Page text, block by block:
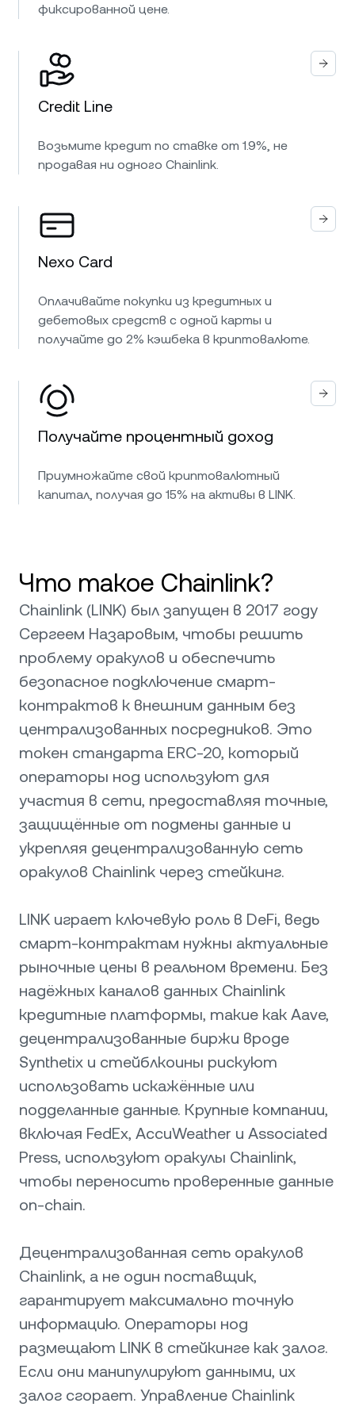
фиксированной цене.
Credit Line
Возьмите кредит по ставке от 1.9%, не
продавая ни одного Chainlink.
Nexo Card
Оплачивайте покупки из кредитных и
дебетовых средств с одной карты и
получайте до 2% кэшбека в криптовалюте.
Получайте процентный доход
Приумножайте свой криптовалютный
капитал, получая до 15% на активы в LINK.
Что такое Chainlink?
Chainlink (LINK) был запущен в 2017 году
Сергеем Назаровым, чтобы решить
проблему оракулов и обеспечить
безопасное подключение смарт-
контрактов к внешним данным без
централизованных посредников. Это
токен стандарта ERC-20, который
операторы нод используют для
участия в сети, предоставляя точные,
защищённые от подмены данные и
укрепляя децентрализованную сеть
оракулов Chainlink через стейкинг.
LINK играет ключевую роль в DeFi, ведь
смарт-контрактам нужны актуальные
рыночные цены в реальном времени. Без
надёжных каналов данных Chainlink
кредитные платформы, такие как Aave,
децентрализованные биржи вроде
Synthetix и стейблкоины рискуют
использовать искажённые или
подделанные данные. Крупные компании,
включая FedEx, AccuWeather и Associated
Press, используют оракулы Chainlink,
чтобы переносить проверенные данные
on-chain.
Децентрализованная сеть оракулов
Chainlink, а не один поставщик,
гарантирует максимально точную
информацию. Операторы нод
размещают LINK в стейкинге как залог.
Если они манипулируют данными, их
залог сгорает. Управление Chainlink